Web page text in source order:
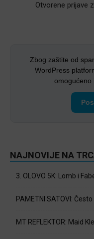
Otvorene prijave
Zbog zaštite od
WordPress
omogućeno
NAJNOVIJE NA
3. OLOVO 5K: Lomb i
PAMETNI SATOVI:
MT REFLEKTOR: Maid